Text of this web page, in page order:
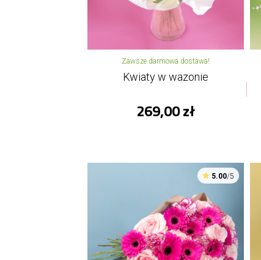
Zawsze darmowa dostawa!
Kwiaty w wazonie
269,00 zł
5.00/5